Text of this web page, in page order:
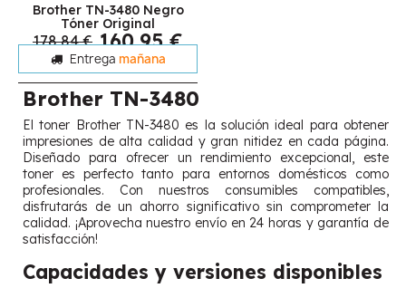
Brother TN-3480 Negro
Tóner Original
178,84 € 160,95 €
Entrega mañana
Brother TN-3480
El toner Brother TN-3480 es la solución ideal para obtener
impresiones de alta calidad y gran nitidez en cada página.
Diseñado para ofrecer un rendimiento excepcional, este
toner es perfecto tanto para entornos domésticos como
profesionales. Con nuestros consumibles compatibles,
disfrutarás de un ahorro significativo sin comprometer la
calidad. ¡Aprovecha nuestro envío en 24 horas y garantía de
satisfacción!
Capacidades y versiones disponibles